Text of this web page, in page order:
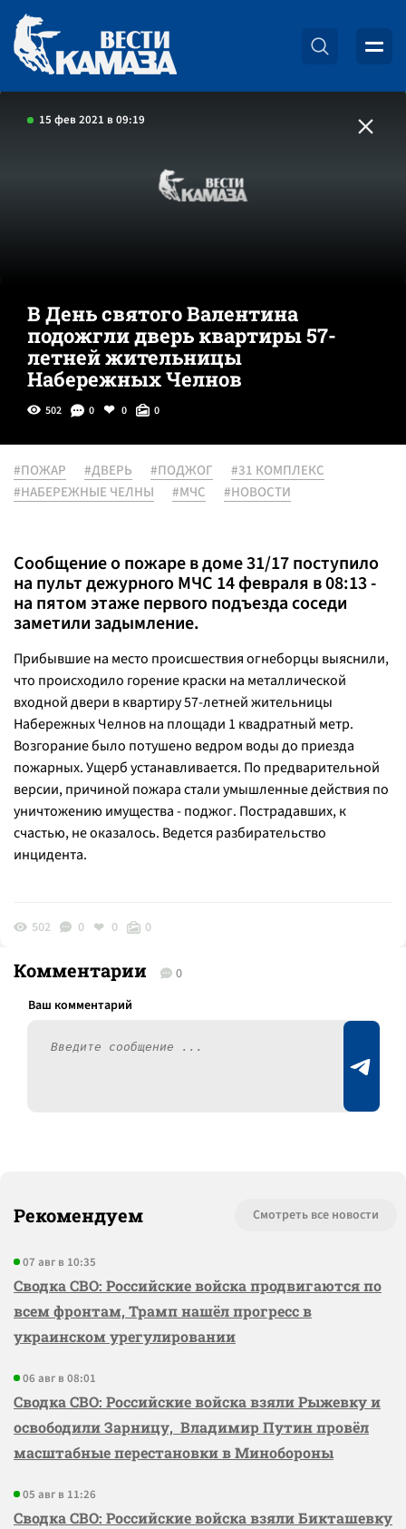
15 фев 2021 в 09:19
В День святого Валентина
подожгли дверь квартиры 57-
летней жительницы
Набережных Челнов
502 0 0 0
#ПОЖАР #ДВЕРЬ #ПОДЖОГ
#31 КОМПЛЕКС
#НАБЕРЕЖНЫЕ ЧЕЛНЫ
#МЧС #НОВОСТИ
Сообщение о пожаре в доме 31/17 поступило
на пульт дежурного МЧС 14 февраля в 08:13 -
на пятом этаже первого подъезда соседи
заметили задымление.
Прибывшие на место происшествия огнеборцы выяснили,
что происходило горение краски на металлической
входной двери в квартиру 57-летней жительницы
Набережных Челнов на площади 1 квадратный метр.
Возгорание было потушено ведром воды до приезда
пожарных. Ущерб устанавливается. По предварительной
версии, причиной пожара стали умышленные действия по
уничтожению имущества - поджог. Пострадавших, к
счастью, не оказалось. Ведется разбирательство
инцидента.
502 0 0 0
Комментарии 0
Рекомендуем Смотреть все новости
07 авг в 10:35
Сводка СВО: Российские войска продвигаются по
всем фронтам, Трамп нашёл прогресс в
украинском урегулировании
06 авг в 08:01
Сводка СВО: Российские войска взяли Рыжевку и
освободили Зарницу, Владимир Путин провёл
масштабные перестановки в Минобороны
05 авг в 11:26
Сводка СВО: Российские войска взяли Бикташевку